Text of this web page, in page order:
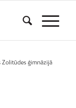
Zolitūdes ģimnāzijā